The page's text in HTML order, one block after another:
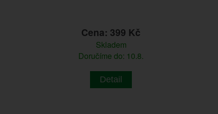
Cena: 399 Kč
Skladem
Doručíme do: 10.8.
Detail